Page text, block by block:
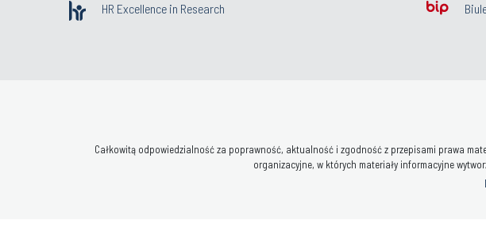
HR Excellence in Research
Całkowitą odpowiedzialność za poprawność, aktualność i zgodność z przepisami prawa
organizacyjne, w których materiały informacyjne